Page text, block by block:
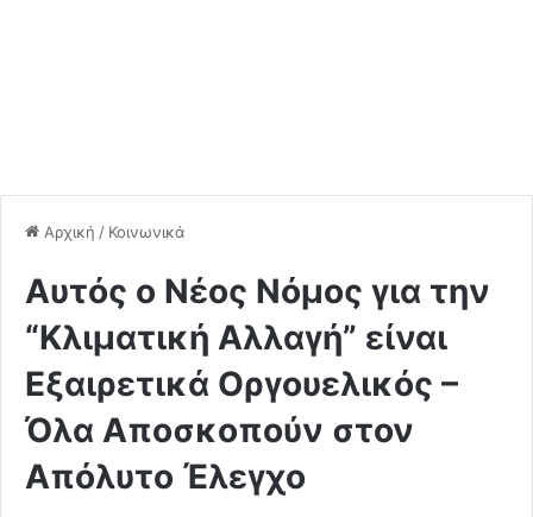
Αρχική / Κοινωνικά
Αυτός ο Nέος Nόμος για την
“Kλιματική Aλλαγή” είναι
Eξαιρετικά Oργουελικός –
Όλα Aποσκοπούν στον
Aπόλυτο Έλεγχο